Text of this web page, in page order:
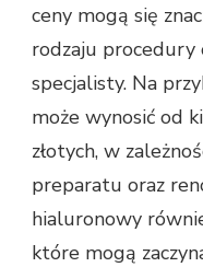
ceny mogą się
rodzaju procedury
specjalisty. Na
może wynosić od
złotych, w
preparatu oraz
hialuronowy
które mogą